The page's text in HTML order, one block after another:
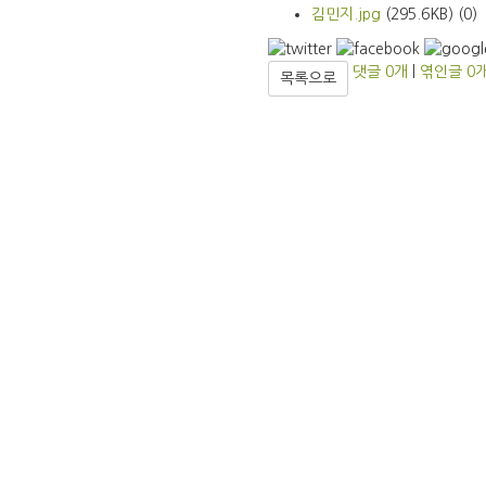
김민지.jpg (295.6KB) (0)
목록으로 댓글 0개 엮인글 0